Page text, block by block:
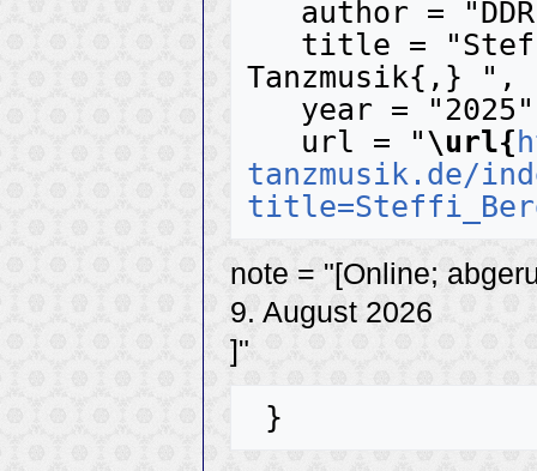
Tanzmusik{,} ",
   url = "
\url{
tanzmusik.de/
note = "[Online;
9. August 2026
]"